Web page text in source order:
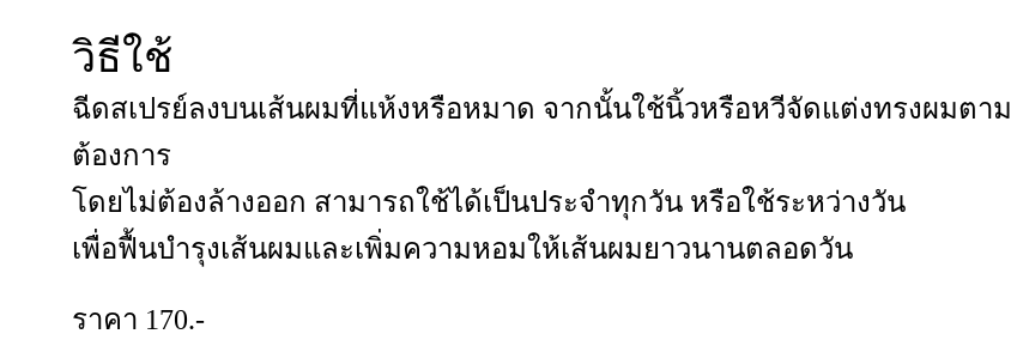
วิธีใช้
ฉีดสเปรย์ลงบนเส้นผมที่แห้งหรือหมาด จากนั้นใช้นิ้วหรือหวีจัดแต่งทรงผมตาม
ต้องการ
โดยไม่ต้องล้างออก สามารถใช้ได้เป็นประจำทุกวัน หรือใช้ระหว่างวัน
เพื่อฟื้นบำรุงเส้นผมและเพิ่มความหอมให้เส้นผมยาวนานตลอดวัน
ราคา 170.-